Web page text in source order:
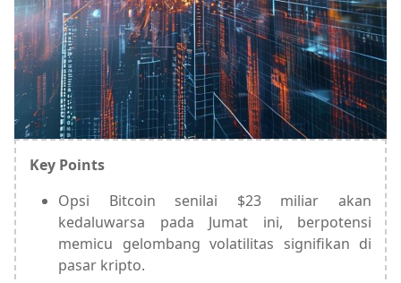
Key Points
Opsi Bitcoin senilai $23 miliar akan
kedaluwarsa pada Jumat ini, berpotensi
memicu gelombang volatilitas signifikan di
pasar kripto.